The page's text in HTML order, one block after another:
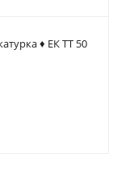
♦ ЕК ТТ 50